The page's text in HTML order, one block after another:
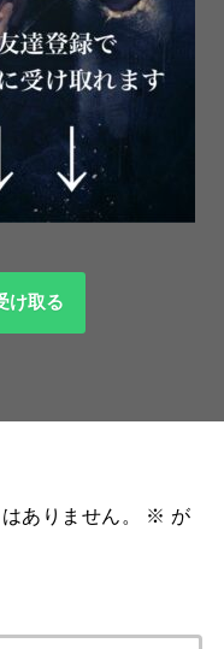
け取る
ありません。 ※ が